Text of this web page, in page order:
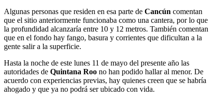
Algunas personas que residen en esa parte de Cancún comentan
que el sitio anteriormente funcionaba como una cantera, por lo que
la profundidad alcanzaría entre 10 y 12 metros. También comentan
que en el fondo hay fango, basura y corrientes que dificultan a la
gente salir a la superficie.
Hasta la noche de este lunes 11 de mayo del presente año las
autoridades de Quintana Roo no han podido hallar al menor. De
acuerdo con experiencias previas, hay quienes creen que se habría
ahogado y que ya no podrá ser ubicado con vida.